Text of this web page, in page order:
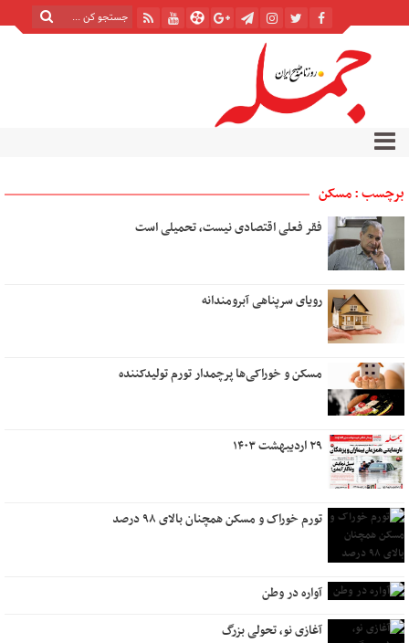
برچسب : مسکن
فقر فعلی اقتصادی نیست، تحمیلی است
رویای سرپناهی آبرومندانه
مسکن و خوراکی‌ها پرچمدار تورم تولیدکننده
۲۹ اردیبهشت ۱۴۰۳
تورم خوراک و مسکن همچنان بالای ۹۸ درصد
آواره در وطن
آغازی نو، تحولی بزرگ